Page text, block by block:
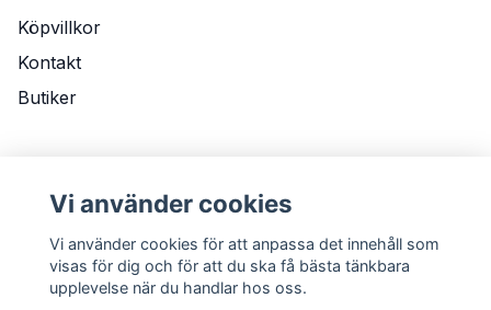
Köpvillkor
Kontakt
Butiker
Prenumerera
Vi använder cookies
Vi använder cookies för att anpassa det innehåll som
visas för dig och för att du ska få bästa tänkbara
upplevelse när du handlar hos oss.